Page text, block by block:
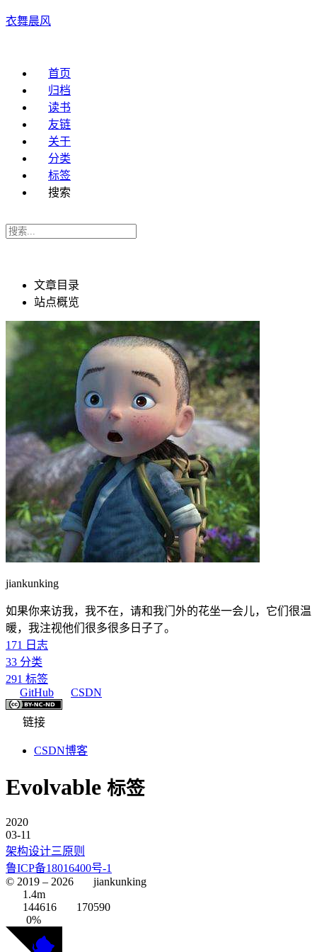
衣舞晨风
首页
归档
读书
友链
关于
分类
标签
搜索
文章目录
站点概览
jiankunking
如果你来访我，我不在，请和我门外的花坐一会儿，它们很温
暖，我注视他们很多很多日子了。
171
日志
33 分类
291 标签
GitHub
CSDN
链接
CSDN博客
Evolvable 标签
2020
03-11
架构设计三原则
鲁ICP备18016400号-1
© 2019 – 2026
jiankunking
1.4m
144616
170590
0%